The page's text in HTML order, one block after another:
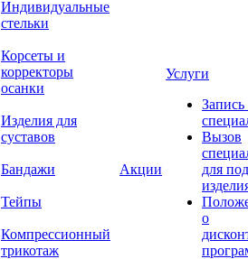
Индивидуальные
стельки
Корсеты и
корректоры
осанки
Изделия для
суставов
Бандажи
Тейпы
Компрессионный
трикотаж
Акции
Услуги
Запись
Вызов
для
о